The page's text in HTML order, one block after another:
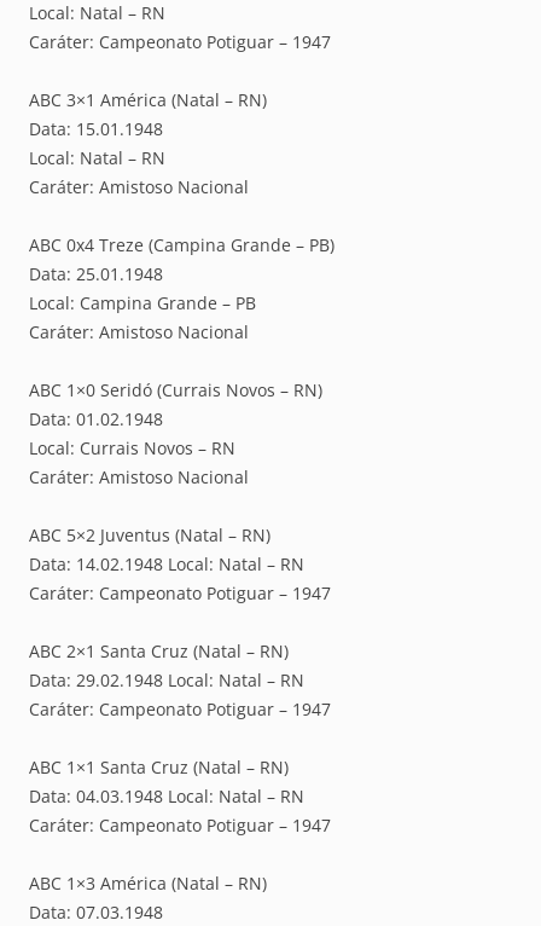
Local: Natal – RN
Caráter: Campeonato Potiguar – 1947
ABC 3×1 América (Natal – RN)
Data: 15.01.1948
Local: Natal – RN
Caráter: Amistoso Nacional
ABC 0x4 Treze (Campina Grande – PB)
Data: 25.01.1948
Local: Campina Grande – PB
Caráter: Amistoso Nacional
ABC 1×0 Seridó (Currais Novos – RN)
Data: 01.02.1948
Local: Currais Novos – RN
Caráter: Amistoso Nacional
ABC 5×2 Juventus (Natal – RN)
Data: 14.02.1948 Local: Natal – RN
Caráter: Campeonato Potiguar – 1947
ABC 2×1 Santa Cruz (Natal – RN)
Data: 29.02.1948 Local: Natal – RN
Caráter: Campeonato Potiguar – 1947
ABC 1×1 Santa Cruz (Natal – RN)
Data: 04.03.1948 Local: Natal – RN
Caráter: Campeonato Potiguar – 1947
ABC 1×3 América (Natal – RN)
Data: 07.03.1948